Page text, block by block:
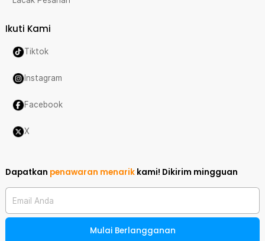
Ikuti Kami
Tiktok
Instagram
Facebook
X
Dapatkan penawaran menarik kami! Dikirim mingguan
Email Anda
Mulai Berlangganan